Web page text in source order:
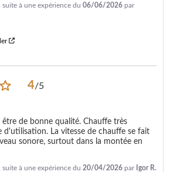
, suite à une expérience du 06/06/2026 par
4/5
être de bonne qualité. Chauffe très
d'utilisation. La vitesse de chauffe se fait
sonore, surtout dans la montée en
, suite à une expérience du 20/04/2026 par Igor R.